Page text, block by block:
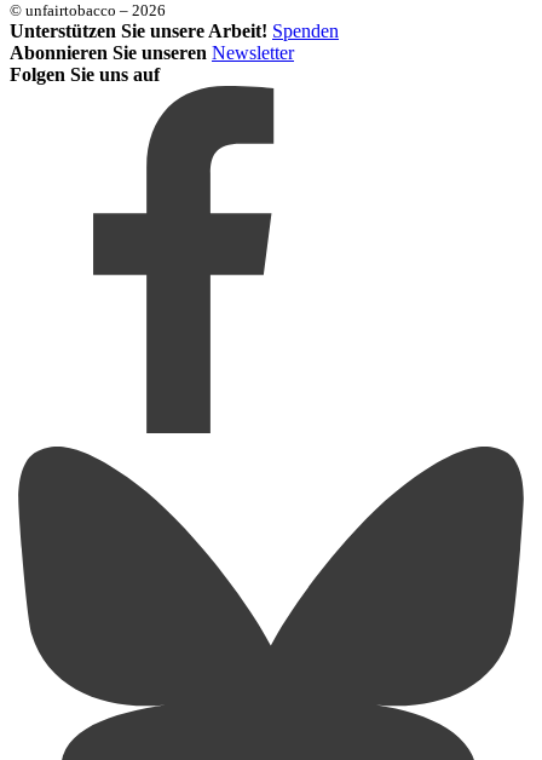
© unfairtobacco – 2026
Unterstützen Sie unsere Arbeit! Spenden
Abonnieren Sie unseren Newsletter
Folgen Sie uns auf